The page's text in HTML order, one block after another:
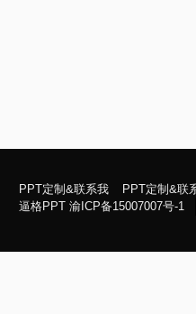
PPT定制&联系我 PPT定制&联
逼格PPT 渝ICP备15007007号-1